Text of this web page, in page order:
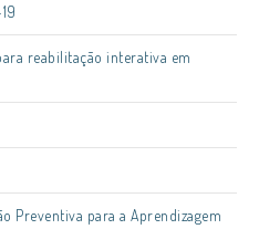
reabilitação interativa em
Preventiva para a Aprendizagem